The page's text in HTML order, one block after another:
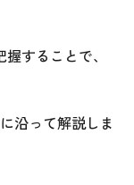
することで、
沿って解説しま